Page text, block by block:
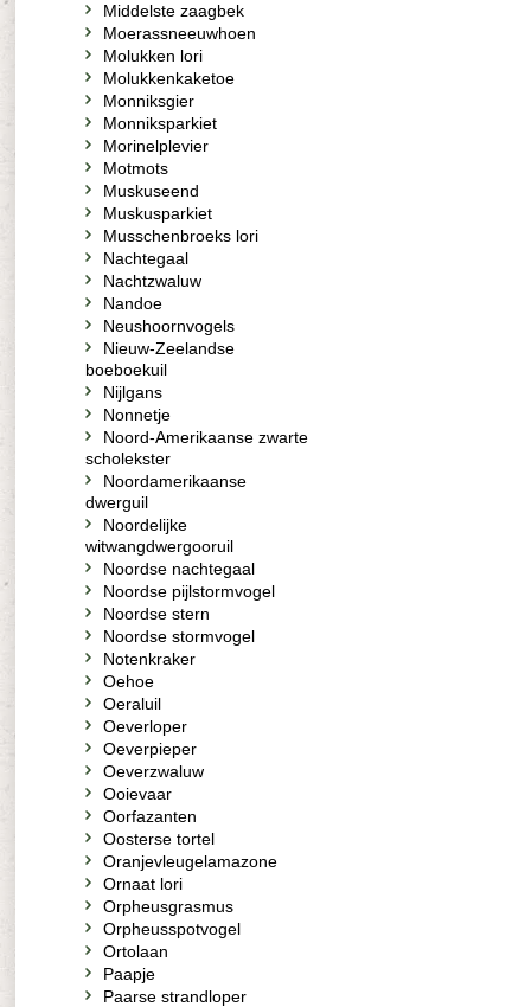
Middelste zaagbek
Moerassneeuwhoen
Molukken lori
Molukkenkaketoe
Monniksgier
Monniksparkiet
Morinelplevier
Motmots
Muskuseend
Muskusparkiet
Musschenbroeks lori
Nachtegaal
Nachtzwaluw
Nandoe
Neushoornvogels
Nieuw-Zeelandse
boeboekuil
Nijlgans
Nonnetje
Noord-Amerikaanse zwarte
scholekster
Noordamerikaanse
dwerguil
Noordelijke
witwangdwergooruil
Noordse nachtegaal
Noordse pijlstormvogel
Noordse stern
Noordse stormvogel
Notenkraker
Oehoe
Oeraluil
Oeverloper
Oeverpieper
Oeverzwaluw
Ooievaar
Oorfazanten
Oosterse tortel
Oranjevleugelamazone
Ornaat lori
Orpheusgrasmus
Orpheusspotvogel
Ortolaan
Paapje
Paarse strandloper